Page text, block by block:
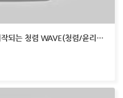
서초 IPTV특강_나로부터 시작되는 청렴 WAVE(청렴/윤리교육센터 WAR 박연정 대표)